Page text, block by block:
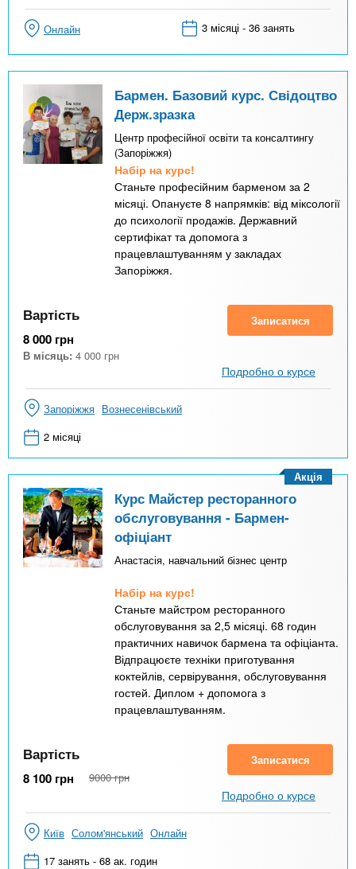
Онлайн 3 місяці - 36 занять
Бармен. Базовий курс. Свідоцтво
Держ.зразка
Центр професійної освіти та консалтингу
(Запоріжжя)
Набір на курс!
Станьте професійним барменом за 2
місяці. Опануєте 8 напрямків: від міксології
до психології продажів. Державний
сертифікат та допомога з
працевлаштуванням у закладах
Запоріжжя.
Вартість
8 000 грн
В місяць: 4 000 грн
Записатися
Подробно о курсе
Запоріжжя Вознесенівський
2 місяці
Курс Майстер ресторанного
обслуговування - Бармен-
офіціант
Анастасія, навчальний бізнес центр
Набір на курс!
Станьте майстром ресторанного
обслуговування за 2,5 місяці. 68 годин
практичних навичок бармена та офіціанта.
Відпрацюєте техніки приготування
коктейлів, сервірування, обслуговування
гостей. Диплом + допомога з
працевлаштуванням.
Акція
Вартість
8 100 грн 9000 грн
Записатися
Подробно о курсе
Київ Солом'янський Онлайн
17 занять - 68 ак. годин